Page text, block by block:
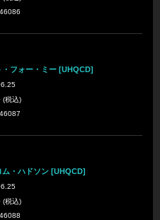
・フォー・ミー [UHQCD]
(税込)
ム・ハドソン [UHQCD]
(税込)